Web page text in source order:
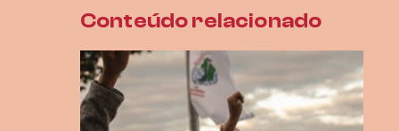
Conteúdo relacionado